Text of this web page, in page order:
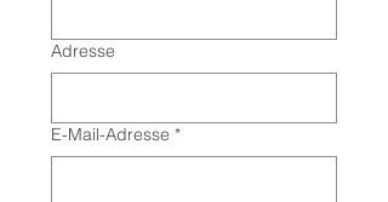
Adresse
E-Mail-Adresse *